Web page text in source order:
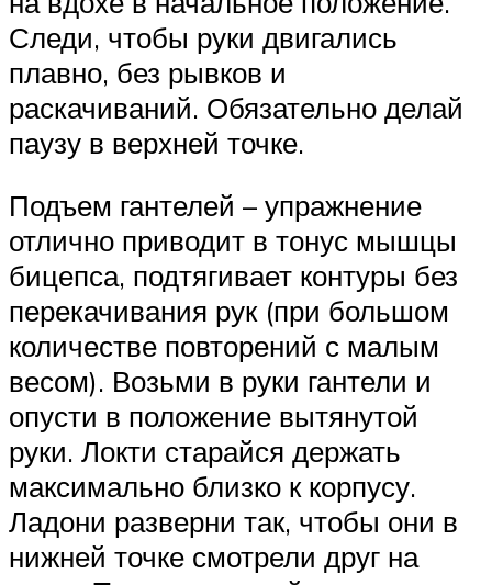
Следи, чтобы руки двигались
плавно, без рывков и
раскачиваний. Обязательно делай
паузу в верхней точке.
Подъем гантелей – упражнение
отлично приводит в тонус мышцы
бицепса, подтягивает контуры без
перекачивания рук (при большом
количестве повторений с малым
весом). Возьми в руки гантели и
опусти в положение вытянутой
руки. Локти старайся держать
максимально близко к корпусу.
Ладони разверни так, чтобы они в
нижней точке смотрели друг на